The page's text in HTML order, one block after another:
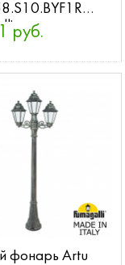
руб.
фонарь Artu